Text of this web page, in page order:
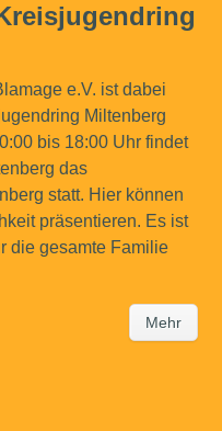
e.V. ist dabei
Miltenberg
bis 18:00 Uhr findet
das
statt. Hier können
präsentieren. Es ist
die gesamte Familie
Mehr